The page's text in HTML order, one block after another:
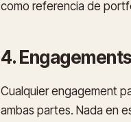
como referencia de
4. Engagements
Cualquier engagement
ambas partes. Nada en